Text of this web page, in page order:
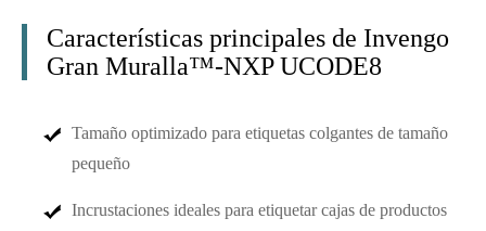
Características principales de Invengo
Gran Muralla™-NXP UCODE8
Tamaño optimizado para etiquetas colgantes de tamaño
pequeño
Incrustaciones ideales para etiquetar cajas de productos